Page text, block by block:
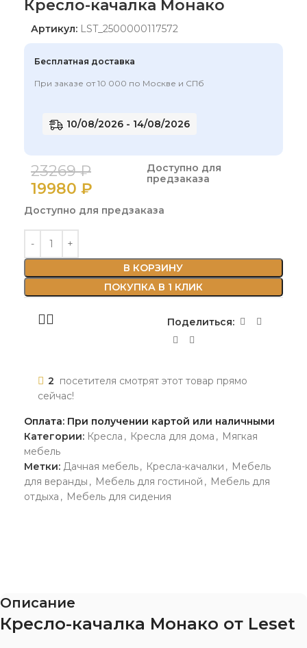
Кресло-качалка Монако
Артикул: LST_2500000117572
Бесплатная доставка
При заказе от 10 000 по Москве и СПб
10/08/2026 - 14/08/2026
23269₽
19980 ₽
Доступно для
предзаказа
Доступно для предзаказа
В КОРЗИНУ
ПОКУПКА В 1 КЛИК
Поделиться:
2 посетителя смотрят этот товар прямо
сейчас!
Оплата: При получении картой или наличными
Категории: Кресла , Кресла для дома , Мягкая
мебель
Метки: Дачная мебель, Кресла-качалки , Мебель
для веранды , Мебель для гостиной , Мебель для
отдыха , Мебель для сидения
Описание
Кресло-качалка Монако от Leset